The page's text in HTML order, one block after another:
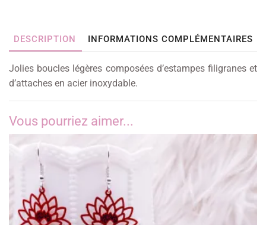
DESCRIPTION INFORMATIONS COMPLÉMENTAIRES
Jolies boucles légères composées d’estampes filigranes et
d’attaches en acier inoxydable.
Vous pourriez aimer...